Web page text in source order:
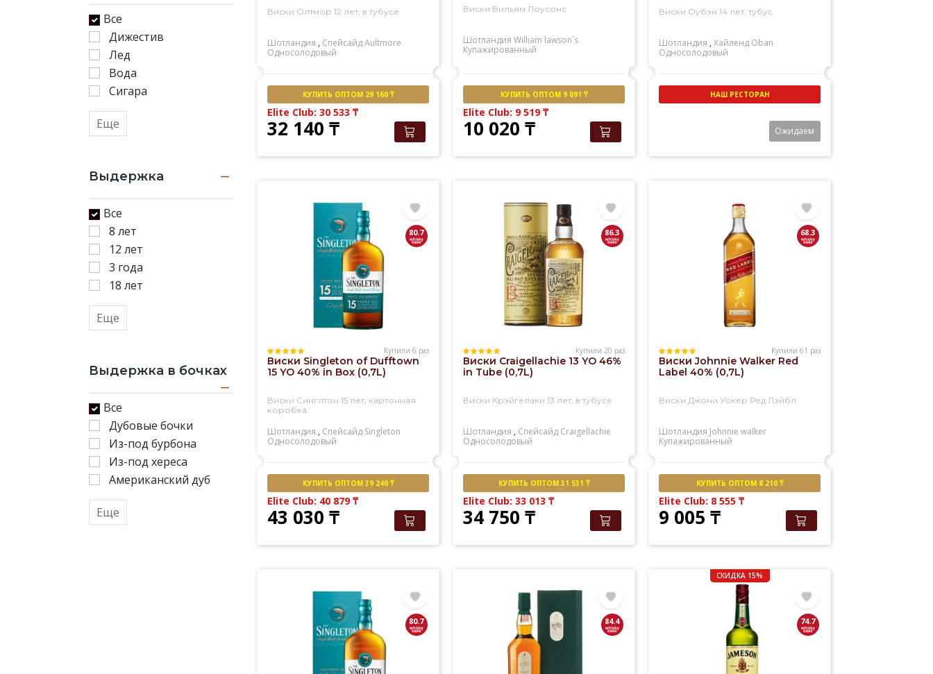
Все
Дижестив
Лед
Вода
Сигара
Еще
Выдержка
Все
8 лет
12 лет
3 года
18 лет
Еще
Выдержка в бочках
Все
Дубовые бочки
Из-под бурбона
Из-под хереса
Американский дуб
Еще
Виски Олтмор 12 лет, в тубусе
Шотландия , Спейсайд Aultmore
Односолодовый
КУПИТЬ ОПТОМ 29 160 ₸
Elite Club: 30 533₸
32 140₸
Виски Вильям Лоусонс
Шотландия William lawson`s
Купажированный
КУПИТЬ ОПТОМ 9 091 ₸
Elite Club: 9 519₸
10 020₸
Виски Оубэн 14 лет, тубус
Шотландия ,Хайленд Oban
Односолодовый
НАШ РЕСТОРАН
Ожидаем
80.7
Купили 6 раз
Виски Singleton of Dufftown
15 YO 40% in Box (0,7L)
Виски Синглтон 15 лет, картонная
коробка
Шотландия , Спейсайд Singleton
Односолодовый
КУПИТЬ ОПТОМ 39 240 ₸
Elite Club: 40 879₸
43 030₸
86.3
Купили 20 раз
Виски Craigellachie 13 YO 46%
in Tube (0,7L)
Виски Крэйгелаки 13 лет, в тубусе
Шотландия , Спейсайд Craigellachie
Односолодовый
КУПИТЬ ОПТОМ 31 531 ₸
Elite Club: 33 013₸
34 750₸
68.3
Купили 61 раз
Виски Johnnie Walker Red
Label 40% (0,7L)
Виски Джони Уокер Ред Лэйбл
Шотландия Johnnie walker
Купажированный
КУПИТЬ ОПТОМ 8 210 ₸
Elite Club: 8 555₸
9 005₸
80.7 84.4
СКИДКА 15%
74.7